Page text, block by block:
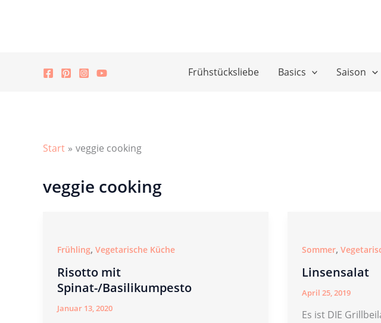
Frühstücksliebe Basics Saison
Start veggie cooking
veggie cooking
Frühling, Vegetarische Küche
Risotto mit
Spinat-/Basilikumpesto
Januar 13, 2020
Sommer,
Linsensalat
April 25, 2019
Es ist DIE